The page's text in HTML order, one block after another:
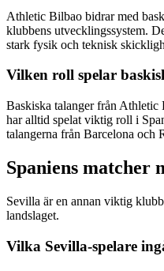
Athletic Bilbao bidrar med
klubbens utvecklingssystem.
stark fysik och teknisk
Vilken roll spelar
Baskiska talanger från Athletic
har alltid spelat viktig roll i
talangerna från Barcelona och
Spaniens matcher
Sevilla är en annan viktig
landslaget.
Vilka Sevilla-spelare